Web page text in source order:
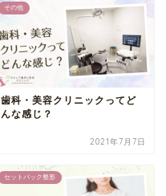
その他
歯科・美容クリニックってど
んな感じ？
2021年7月7日
セットバック整形